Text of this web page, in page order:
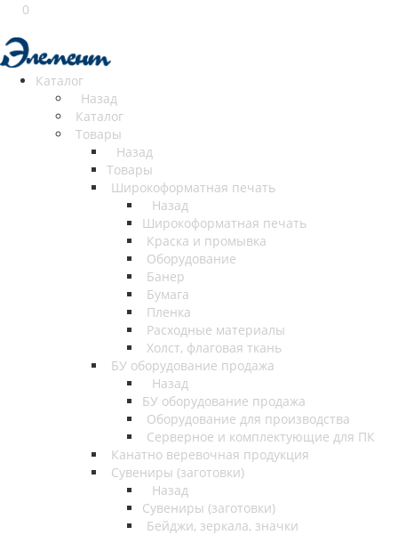
0
Каталог
Назад
Каталог
Товары
Назад
Товары
Широкоформатная печать
Назад
Широкоформатная печать
Краска и промывка
Оборудование
Банер
Бумага
Пленка
Расходные материалы
Холст, флаговая ткань
БУ оборудование продажа
Назад
БУ оборудование продажа
Оборудование для производства
Серверное и комплектующие для ПК
Канатно веревочная продукция
Сувениры (заготовки)
Назад
Сувениры (заготовки)
Бейджи, зеркала, значки